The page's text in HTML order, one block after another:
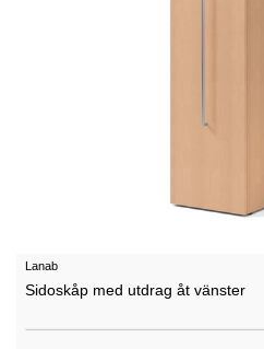
Lanab
Sidoskåp med utdrag åt vänster